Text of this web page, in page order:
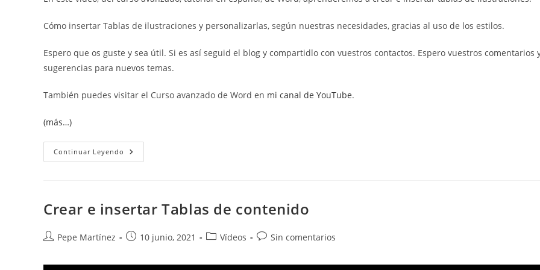
Cómo insertar Tablas de ilustraciones y personalizarlas, según nuestras necesidades, gracias al uso de los estilos.
Espero que os guste y sea útil. Si es así seguid el blog y compartidlo con vuestros contactos. Espero vuestros comentarios
sugerencias para nuevos temas.
También puedes visitar el Curso avanzado de Word en mi canal de YouTube.
(más…)
Continuar Leyendo Crear
E
Crear e insertar Tablas de contenido
Autor
la
Pepe Martínez
Publicación
la
10 junio, 2021
Categoría
la
Vídeos
Comentarios
la
Sin comentarios